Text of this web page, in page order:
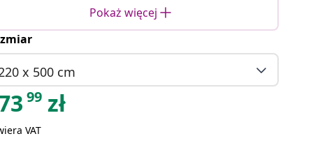
Pokaż więcej
x 500 cm
99 zł
VAT